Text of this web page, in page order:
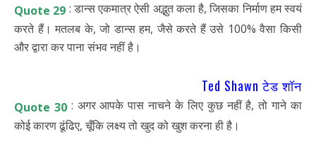
Quote 29 : डान्स एकमात्र ऐसी अद्भुत कला है, जिसका निर्माण हम स्वयं
करते हैं। मतलब के, जो डान्स हम, जैसे करते हैं उसे 100% वैसा किसी
और द्वारा कर पाना संभव नहीं है।
Ted Shawn टेड शॉन
Quote 30: अगर आपके पास नाचने के लिए कुछ नहीं है, तो गाने का
कोई कारण ढूंढिए, चूँकि लक्ष्य तो खुद को खुश करना ही है।